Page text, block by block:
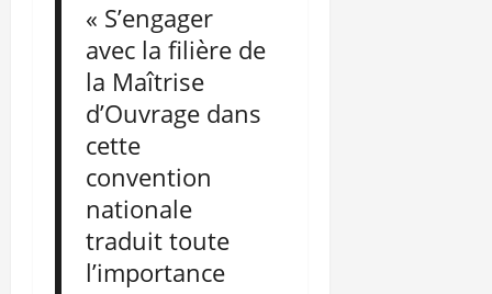
« S’engager
avec la filière de
la Maîtrise
d’Ouvrage dans
cette
convention
nationale
traduit toute
l’importance